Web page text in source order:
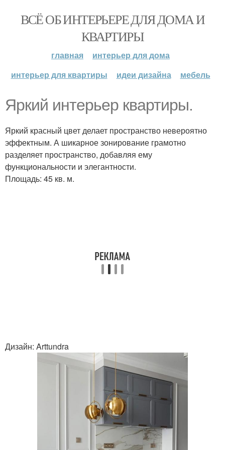
ВСЁ ОБ ИНТЕРЬЕРЕ ДЛЯ ДОМА И
КВАРТИРЫ
главная
интерьер для дома
интерьер для квартиры
идеи дизайна мебель
Яркий интерьер квартиры.
Яркий красный цвет делает пространство невероятно
эффектным. А шикарное зонирование грамотно
разделяет пространство, добавляя ему
функциональности и элегантности.
Площадь: 45 кв. м.
Дизайн: Arttundra